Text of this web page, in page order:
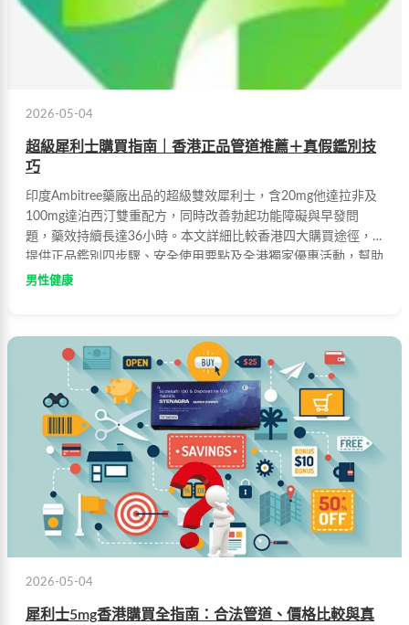
2026-05-04
超級犀利士購買指南｜香港正品管道推薦＋真假鑑別技
巧
印度Ambitree藥廠出品的超級雙效犀利士，含20mg他達拉非及
100mg達泊西汀雙重配方，同時改善勃起功能障礙與早發問
題，藥效持續長達36小時。本文詳細比較香港四大購買途徑，
提供正品鑑別四步驟、安全使用要點及全港獨家優惠活動，幫助
您避開偽劣產品，重拾性福力。
男性健康
2026-05-04
犀利士5mg香港購買全指南：合法管道、價格比較與真